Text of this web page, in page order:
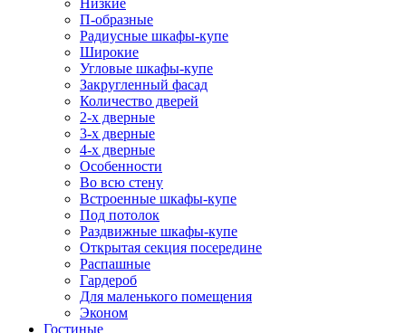
Низкие
П-образные
Радиусные шкафы-купе
Широкие
Угловые шкафы-купе
Закругленный фасад
Количество дверей
2-х дверные
3-х дверные
4-х дверные
Особенности
Во всю стену
Встроенные шкафы-купе
Под потолок
Раздвижные шкафы-купе
Открытая секция посередине
Распашные
Гардероб
Для маленького помещения
Эконом
Гостиные